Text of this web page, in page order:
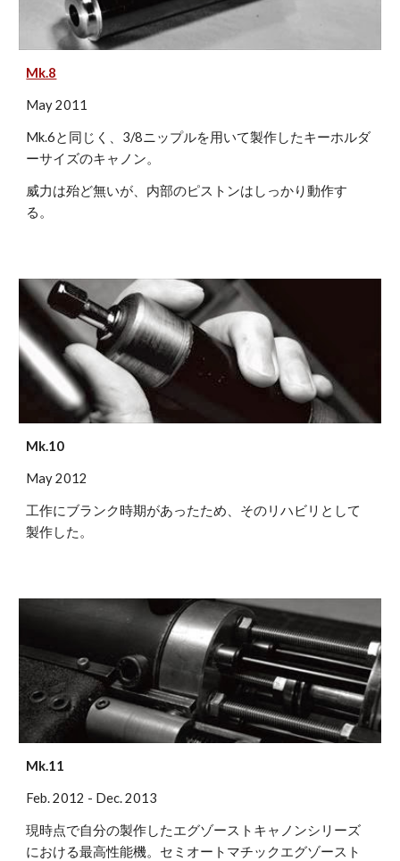
Mk.8
May 2011
Mk.6と同じく、3/8ニップルを用いて製作したキーホルダ
ーサイズのキャノン。
威力は殆ど無いが、内部のピストンはしっかり動作す
る。
Mk.10
May 2012
工作にブランク時期があったため、そのリハビリとして
製作した。
Mk.11
Feb. 2012 - Dec. 2013
現時点で自分の製作したエグゾーストキャノンシリーズ
における最高性能機。セミオートマチックエグゾースト